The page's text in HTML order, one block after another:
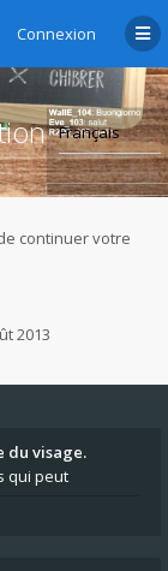
Connexion
continuer votre
du visage.
qui peut